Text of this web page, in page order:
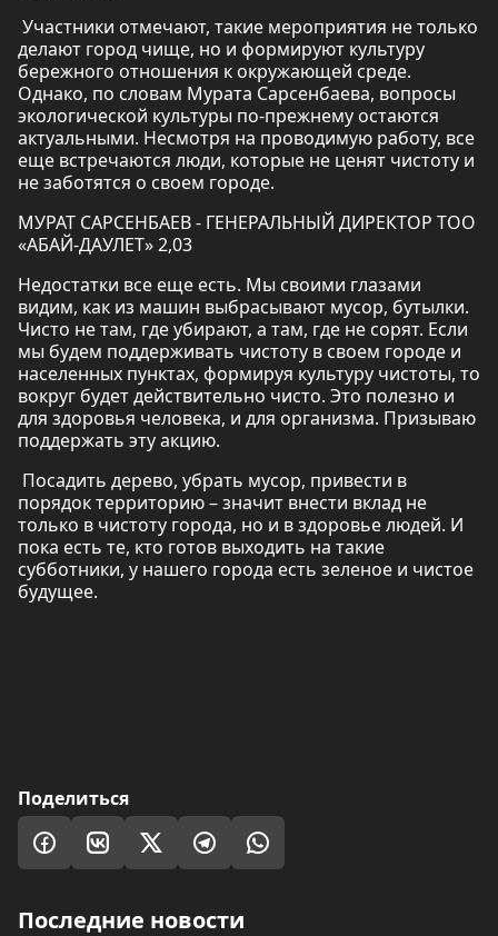
Участники отмечают, такие мероприятия не только
делают город чище, но и формируют культуру
бережного отношения к окружающей среде.
Однако, по словам Мурата Сарсенбаева, вопросы
экологической культуры по-прежнему остаются
актуальными. Несмотря на проводимую работу, все
еще встречаются люди, которые не ценят чистоту и
не заботятся о своем городе.
МУРАТ САРСЕНБАЕВ - ГЕНЕРАЛЬНЫЙ ДИРЕКТОР ТОО
«АБАЙ-ДАУЛЕТ» 2,03
Недостатки все еще есть. Мы своими глазами
видим, как из машин выбрасывают мусор, бутылки.
Чисто не там, где убирают, а там, где не сорят. Если
мы будем поддерживать чистоту в своем городе и
населенных пунктах, формируя культуру чистоты, то
вокруг будет действительно чисто. Это полезно и
для здоровья человека, и для организма. Призываю
поддержать эту акцию.
Посадить дерево, убрать мусор, привести в
порядок территорию – значит внести вклад не
только в чистоту города, но и в здоровье людей. И
пока есть те, кто готов выходить на такие
субботники, у нашего города есть зеленое и чистое
будущее.
Поделиться
Последние новости